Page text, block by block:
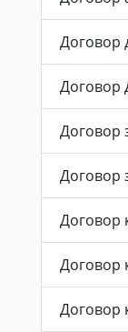
Договор
Договор
Договор
Договор
Договор
Договор
Договор